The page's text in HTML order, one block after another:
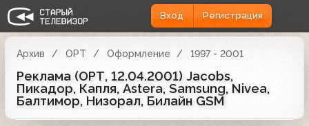
Вход Регистрация
Архив ОРТ Оформление 1997 - 2001
Реклама (ОРТ, 12.04.2001) Jacobs,
Пикадор, Капля, Astera, Samsung, Nivea,
Балтимор, Низорал, Билайн GSM